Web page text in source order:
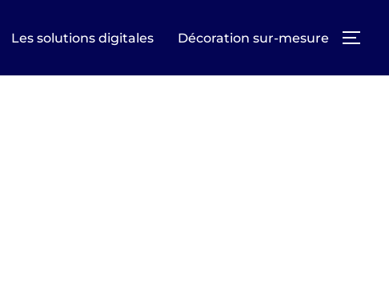
Les solutions digitales Décoration sur-mesure